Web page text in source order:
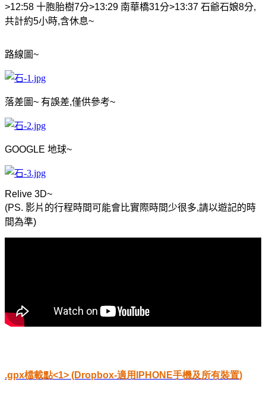
>12:58 十胞胎樹7分>13:29 南華橋31分>13:37 石爺石娘8分,
共計約5小時,含休息~
路線圖~
落差圖~ 有誤差,僅供參考~
GOOGLE 地球~
Relive 3D~
(PS. 影片的行程時間可能會比實際時間少很多,請以遊記的時
間為準)
.gpx檔載點<1> (Dropbox-適用 IPHONE手機及所有裝置)